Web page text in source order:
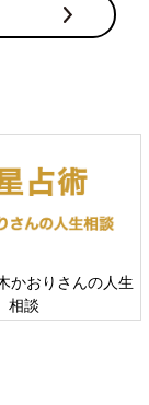
赤ちゃんの肌トラ